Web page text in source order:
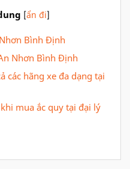
[ẩn đi]
Bình Định
Nhơn Bình Định
các hãng xe đa dạng tại
mua ắc quy tại đại lý